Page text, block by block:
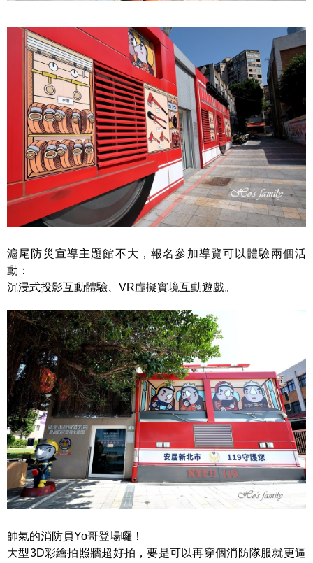
滬尾防災宣導主題館不大，報名參加導覽可以體驗兩個活
動：
沉浸式投影互動體驗、VR虛擬實境互動遊戲。
帥氣的消防員Yo哥登場囉！
大型3D彩繪拍照牆超好拍，要是可以再穿個消防隊服就更逼